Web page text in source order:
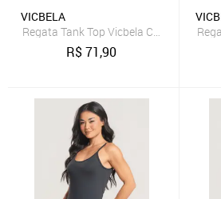
VICBELA
Regata Tank Top Vicbela Camiseta
R$71,90